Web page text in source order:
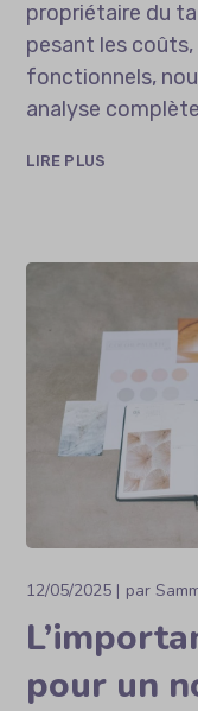
propriétaire du
pesant les
fonctionnels,
analyse
LIRE PLUS
12/05/2025 par
pour un